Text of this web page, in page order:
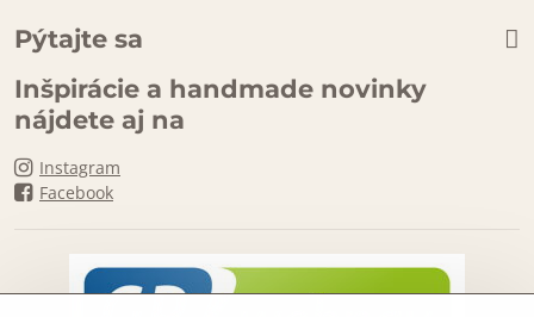
Pýtajte sa
Inšpirácie a handmade novinky
nájdete aj na
Instagram
Facebook